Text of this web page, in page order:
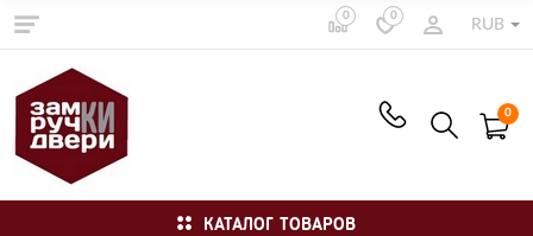
0 0
RUB
0
КАТАЛОГ ТОВАРОВ